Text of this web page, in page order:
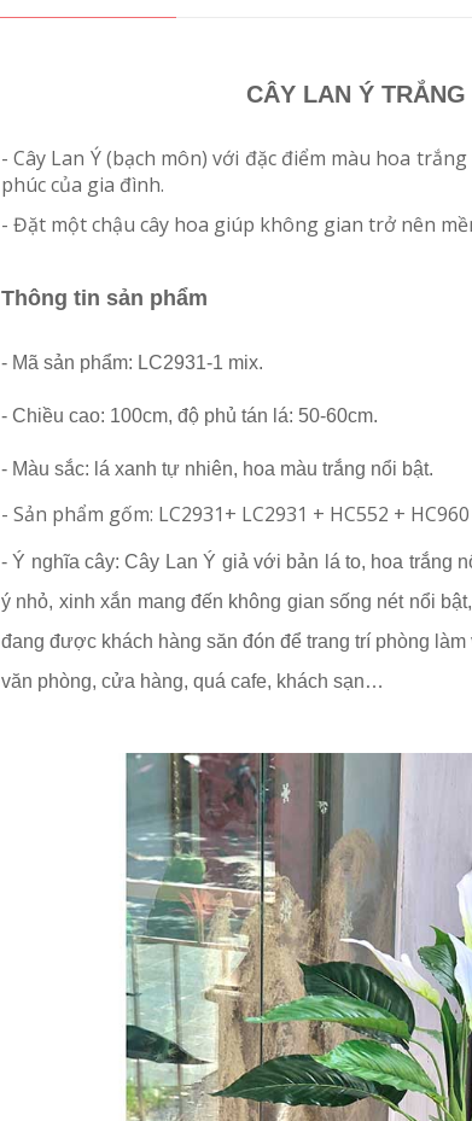
CÂY LAN Ý
- Cây Lan Ý (bạch môn) với đặc điểm màu hoa
phúc của gia đình.
- Đặt một chậu cây hoa giúp không gian trở nên
Thông tin sản phẩm
- Mã sản phẩm: LC2931-1 mix.
- Chiều cao: 100cm, độ phủ tán lá: 50-60cm.
- Màu sắc: lá xanh tự nhiên, hoa màu trắng nổi bật.
- Sản phẩm gốm: LC2931+ LC2931 + HC552 +
- Ý nghĩa cây: Cây Lan Ý giả với bản lá to, hoa trắng
ý nhỏ, xinh xắn mang đến không gian sống nét nổi
đang được khách hàng săn đón để trang trí phòng
văn phòng, cửa hàng, quá cafe, khách sạn…